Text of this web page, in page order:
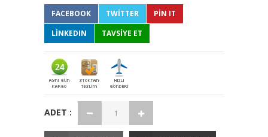
FACEBOOK TWITTER
PIN IT
LINKEDIN
TAVSİYE ET
ADET :